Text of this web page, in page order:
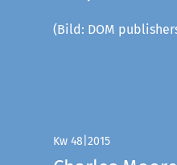
(Bild: DOM
Kw 48|2015